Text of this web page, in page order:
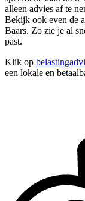
alleen advies af te
Bekijk ook even de
Baars. Zo zie je al
past.
Klik op
een lokale en